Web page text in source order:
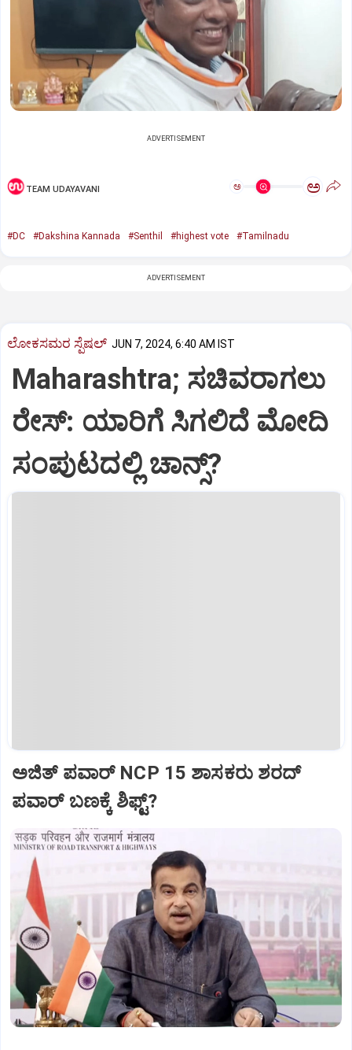
ADVERTISEMENT
TEAM UDAYAVANI ಅ ಅ
#DC #Dakshina Kannada #Senthil #highest vote #Tamilnadu
ADVERTISEMENT
ಲೋಕಸಮರ ಸ್ಪೆಷಲ್‌ JUN 7, 2024, 6:40 AM IST
Maharashtra; ಸಚಿವರಾಗಲು
ರೇಸ್‌: ಯಾರಿಗೆ ಸಿಗಲಿದೆ ಮೋದಿ
ಸಂಪುಟದಲ್ಲಿ ಚಾನ್ಸ್‌?
ಅಜಿತ್‌ ಪವಾರ್‌ NCP 15 ಶಾಸಕರು ಶರದ್‌
ಪವಾರ್‌ ಬಣಕ್ಕೆ ಶಿಫ್ಟ್?